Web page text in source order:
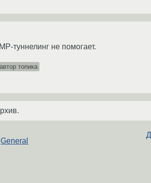
туннелинг не помогает.
автор топика
General